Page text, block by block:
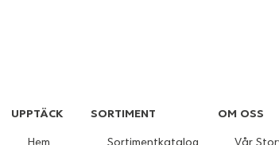
UPPTÄCK
Hem
SORTIMENT
Sortimentkatalog
OM OSS
Vår